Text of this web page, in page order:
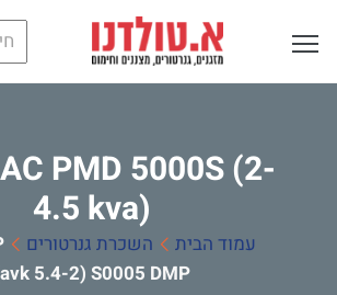
פתח תפריט ראשי לתצוגה
PMD 5000S (2-
4.5 kva)
עמוד הבית השכרת גנרטורים
5000S (2-4.5 kva)